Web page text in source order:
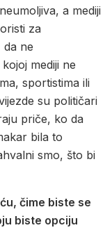
a mediji
za
da ne
mediji ne
sportistima ili
su političari
priče, ko da
bila to
smo, što bi
čime biste se
biste opciju